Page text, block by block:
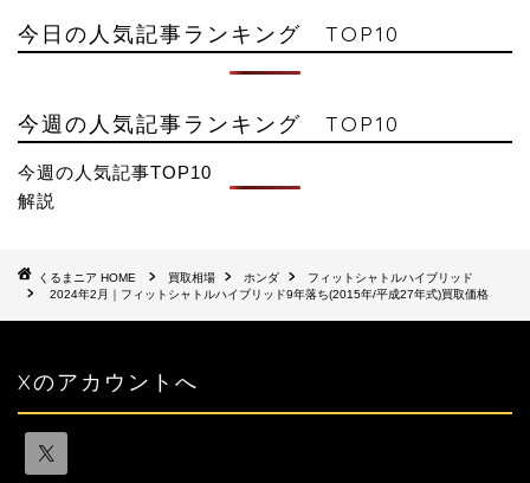
今日の人気記事ランキング TOP10
今週の人気記事ランキング TOP10
今週の人気記事TOP10
解説
HOME 買取相場 ホンダ
フィットシャトルハイブリッド
2024年2月｜フィットシャトルハイブリッド9年落ち(2015年/平成27年式)買取価格
Xのアカウントへ